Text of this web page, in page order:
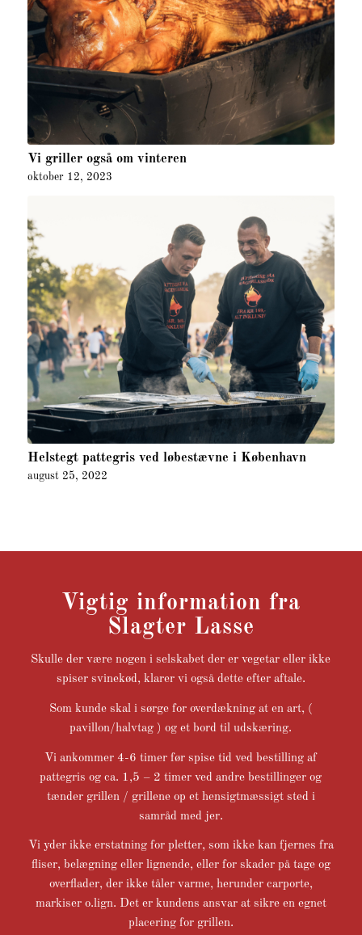
Vi griller også om vinteren
oktober 12, 2023
Helstegt pattegris ved løbestævne i København
august 25, 2022
Vigtig information fra
Slagter Lasse
Skulle der være nogen i selskabet der er vegetar eller ikke
spiser svinekød, klarer vi også dette efter aftale.
Som kunde skal i sørge for overdækning at en art, (
pavillon/halvtag ) og et bord til udskæring.
Vi ankommer 4-6 timer før spise tid ved bestilling af
pattegris og ca. 1,5 – 2 timer ved andre bestillinger og
tænder grillen / grillene op et hensigtmæssigt sted i
samråd med jer.
Vi yder ikke erstatning for pletter, som ikke kan fjernes fra
fliser, belægning eller lignende, eller for skader på tage og
overflader, der ikke tåler varme, herunder carporte,
markiser o.lign. Det er kundens ansvar at sikre en egnet
placering for grillen.